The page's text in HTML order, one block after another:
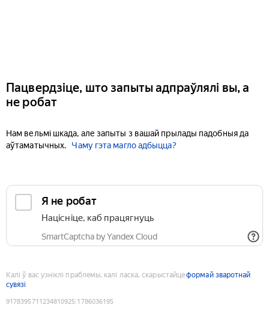
Пацвердзіце, што запыты адпраўлялі вы, а
не робат
Нам вельмі шкада, але запыты з вашай прылады падобныя да
аўтаматычных.
Чаму гэта магло адбыцца?
Я не робат
Націсніце, каб працягнуць
SmartCaptcha by Yandex Cloud
Калі ў вас узніклі праблемы, калі ласка, скарыстайцеформай зваротнай
сувязі
9178395711234810925:1786036195